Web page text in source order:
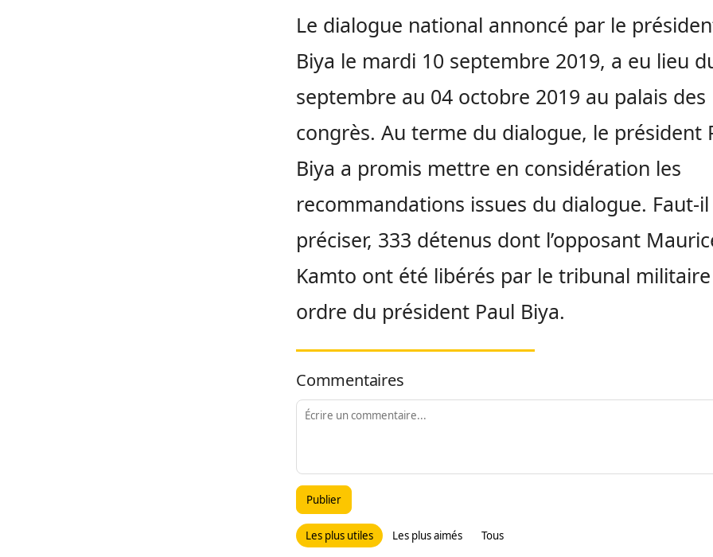
Le dialogue national annoncé par le
Biya le mardi 10 septembre 2019, a eu lieu
septembre au 04 octobre 2019 au palais des
congrès. Au terme du dialogue, le président
Biya a promis mettre en considération les
recommandations issues du dialogue. Faut-
préciser, 333 détenus dont l’opposant
Kamto ont été libérés par le tribunal
ordre du président Paul Biya.
Commentaires
Publier
Les plus utiles Les plus aimés Tous